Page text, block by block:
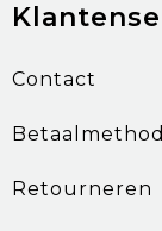
Contact
Retourneren